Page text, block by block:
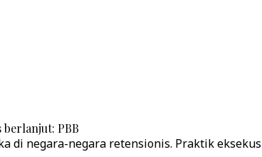
PBB
di negara-negara retensionis. Praktik